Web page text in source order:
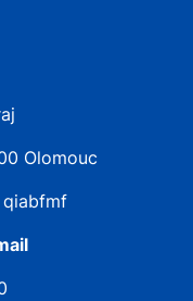
Olomouc
qiabfmf